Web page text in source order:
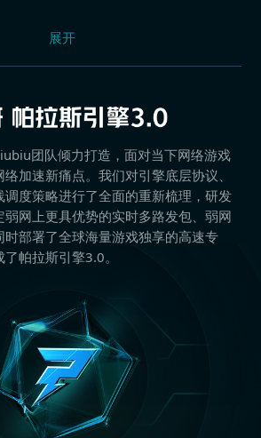
展开
团队倾力打造，面对当下网络游戏
加速新痛点。我们对引擎底层协议、
度策略进行了全面的重新梳理，研发
网上更具优势的实时多路发包、弱网
部署了全球海量游戏独享的高速专
帕拉斯引擎3.0。